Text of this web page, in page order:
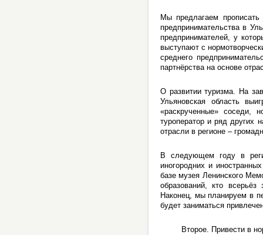
Мы предлагаем
предпринимательства в
предпринимателей, у
выступают с
среднего
партнёрства на основе
О развитии туризма. На
Ульяновская область
«раскрученные» соседи,
туроператор и ряд других
отрасли в регионе –
В следующем году в
иногородних и
базе музея Ленинского
образований, кто
Наконец, мы планируем в
будет заниматься
Второе. Привести в